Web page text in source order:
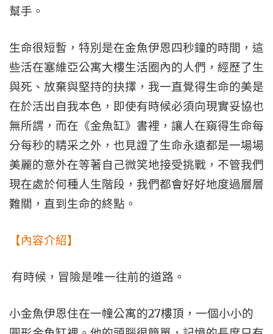
幫手。
生命很短暫，特別是在金魚伊恩四秒鐘的時間，這
些活在塞維亞公寓大樓生活圈內的人們，經歷了生
與死、放棄與堅持的抉擇，我一直覺得生命的美是
在於活出自我本色，即使有時候必須向現實妥協也
無所謂，而在《金魚缸》書裡，讓人在窺得生命每
分每秒的精采之外，也見證了生命永遠都是一場場
美麗的意外在等著自己微笑地接受挑戰，不管我們
現在處於何種人生階段，我們都會好好地度過層層
難關，直到生命的終點。
【內容介紹】
有時候，冒險是唯一往前的道路。
小金魚伊恩住在一幢公寓的27樓頂，一個小小的